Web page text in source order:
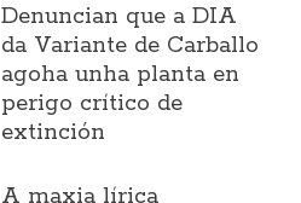
Denuncian que a DIA
da Variante de Carballo
agoha unha planta en
perigo crítico de
extinción
A maxia lírica